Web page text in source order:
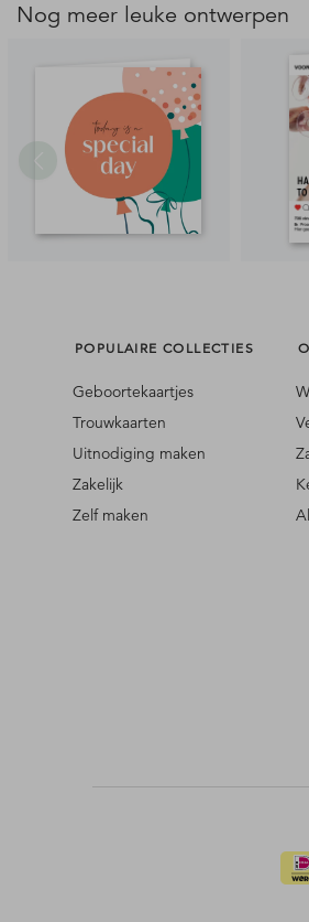
Nog meer leuke ontwerpen
POPULAIRE COLLECTIES
Geboortekaartjes
Trouwkaarten
Uitnodiging maken
Zakelijk
Zelf maken